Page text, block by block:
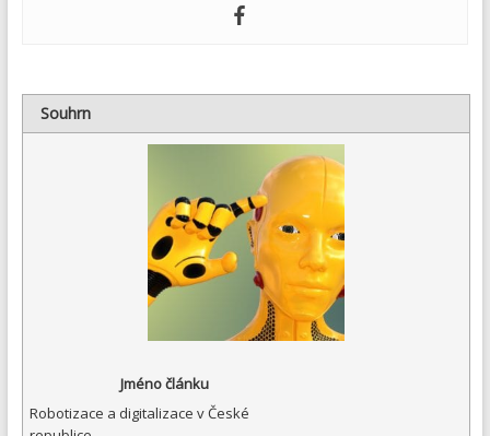
Souhrn
Jméno článku
Robotizace a digitalizace v České